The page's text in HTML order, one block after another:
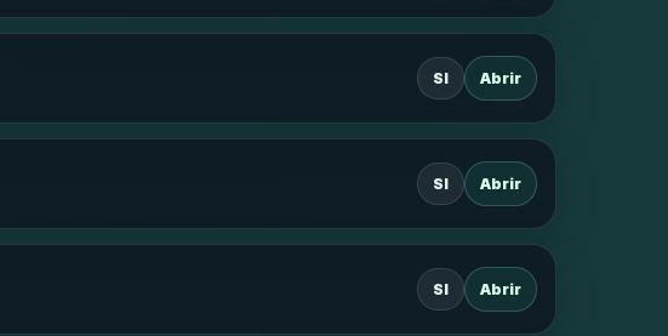
SI Abrir
SI Abrir
SI Abrir